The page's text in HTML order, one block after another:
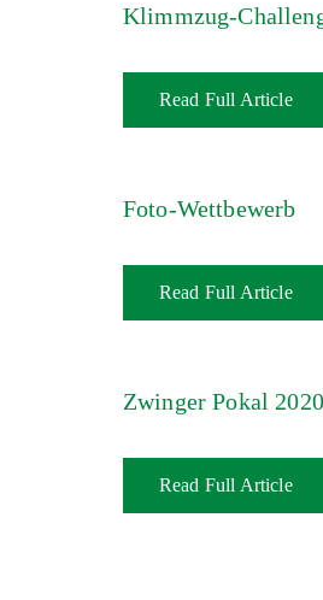
Klimmzug-
Read Full Article
Foto-Wettbewerb
Read Full Article
Zwinger Pokal 2020
Read Full Article